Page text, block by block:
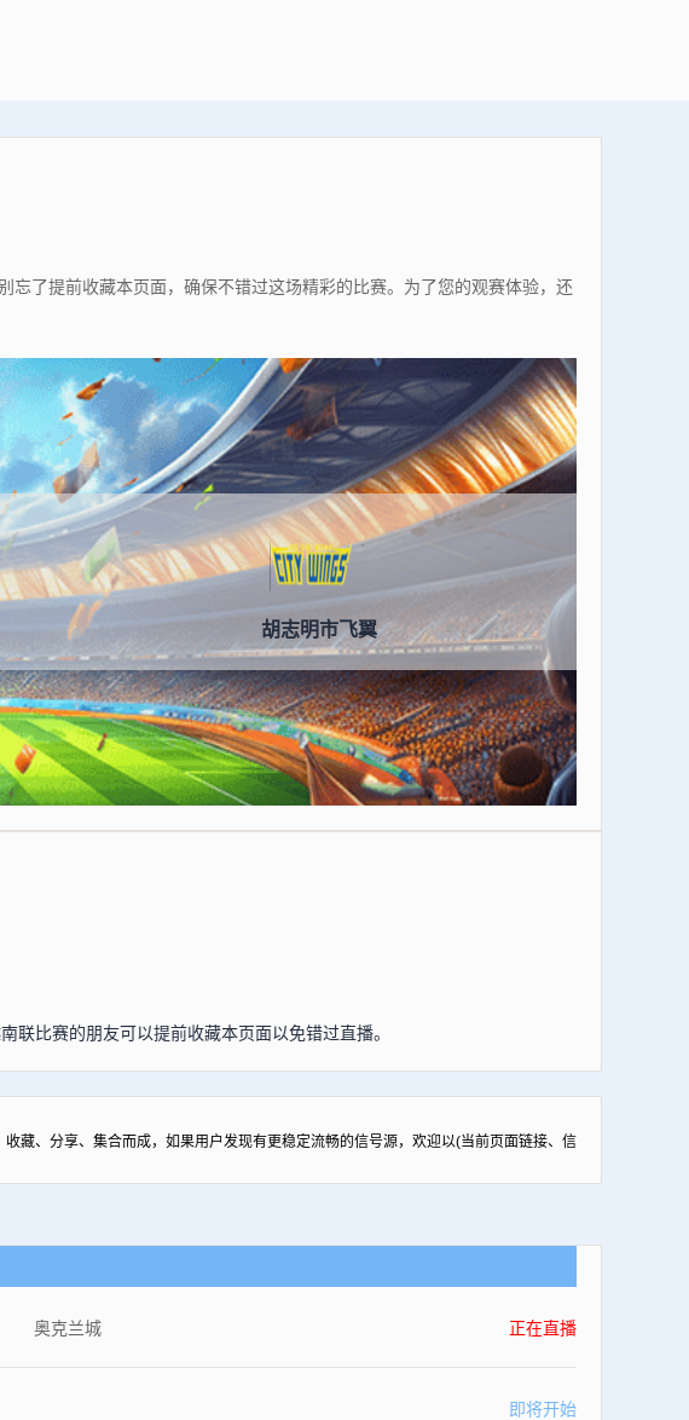
了提前收藏本页面，确保不错过这场精彩的比赛。为了您的观赛体验，还
胡志明市飞翼
联比赛的朋友可以提前收藏本页面以免错过直播。
藏、分享、集合而成，如果用户发现有更稳定流畅的信号源，欢迎以(当前页面链接、信
奥克兰城 正在直播
即将开始